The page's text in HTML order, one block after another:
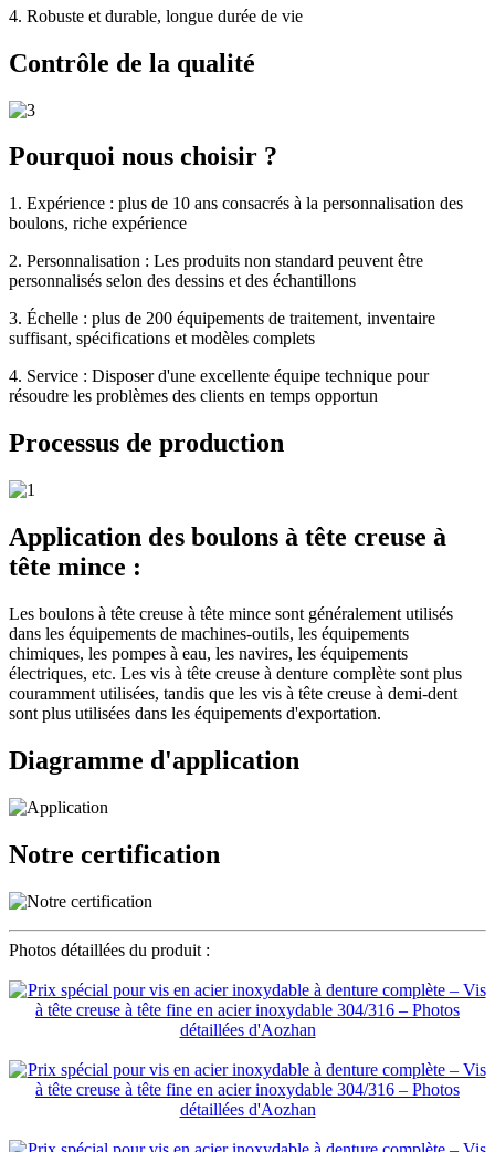
4. Robuste et durable, longue durée de vie
Contrôle de la qualité
Pourquoi nous choisir ?
1. Expérience : plus de 10 ans consacrés à la personnalisation des
boulons, riche expérience
2. Personnalisation : Les produits non standard peuvent être
personnalisés selon des dessins et des échantillons
3. Échelle : plus de 200 équipements de traitement, inventaire
suffisant, spécifications et modèles complets
4. Service : Disposer d'une excellente équipe technique pour
résoudre les problèmes des clients en temps opportun
Processus de production
Application des boulons à tête creuse à
tête mince :
Les boulons à tête creuse à tête mince sont généralement utilisés
dans les équipements de machines-outils, les équipements
chimiques, les pompes à eau, les navires, les équipements
électriques, etc. Les vis à tête creuse à denture complète sont plus
couramment utilisées, tandis que les vis à tête creuse à demi-dent
sont plus utilisées dans les équipements d'exportation.
Diagramme d'application
Notre certification
Photos détaillées du produit :